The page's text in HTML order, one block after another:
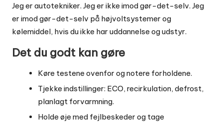
Jeg er autotekniker. Jeg er ikke imod gør-det-selv. Jeg
er imod gør-det-selv på højvoltsystemer og
kølemiddel, hvis du ikke har uddannelse og udstyr.
Det du godt kan gøre
Køre testene ovenfor og notere forholdene.
Tjekke indstillinger: ECO, recirkulation, defrost,
planlagt forvarmning.
Holde øje med fejlbeskeder og tage